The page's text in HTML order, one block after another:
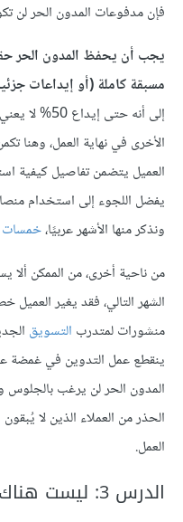
فإن مدفوعات المدون الحر لن
يجب أن يحفظ المدون الحر
مسبقة كاملة (أو إيداعات
الأخرى في نهاية العمل، وهنا
العميل يتضمن تفاصيل كيفية
يفضل اللجوء إلى استخدام
ونذكر منها الأشهر عربيًا،خمسات
من ناحية أخرى، من الممكن ألا
الشهر التالي، فقد يغير
منشورات لمتدرب التسويق
ينقطع عمل التدوين في
المدون الحر لن يرغب
الحذر من العملاء الذين لا
العمل.
الدرس 3: ليست هناك وجبة مجانية